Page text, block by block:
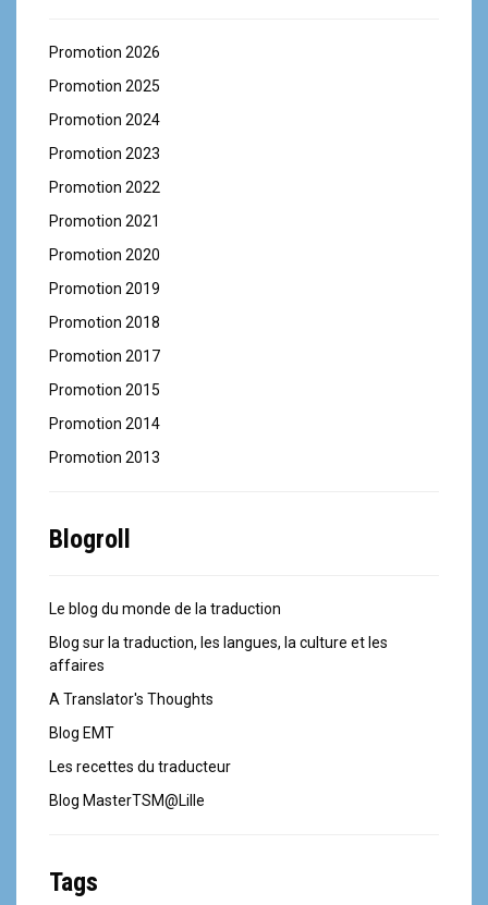
Promotion 2026
Promotion 2025
Promotion 2024
Promotion 2023
Promotion 2022
Promotion 2021
Promotion 2020
Promotion 2019
Promotion 2018
Promotion 2017
Promotion 2015
Promotion 2014
Promotion 2013
Blogroll
Le blog du monde de la traduction
Blog sur la traduction, les langues, la culture et les
affaires
A Translator's Thoughts
Blog EMT
Les recettes du traducteur
Blog MasterTSM@Lille
Tags